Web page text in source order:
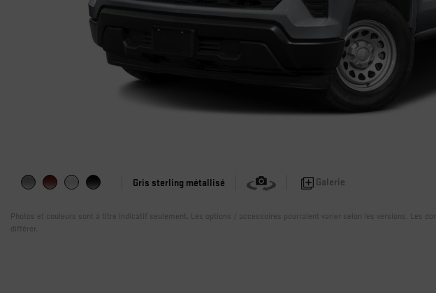
Gris sterling métallisé Galerie